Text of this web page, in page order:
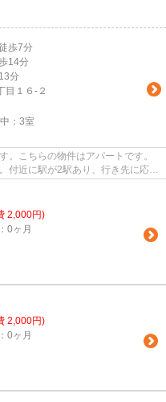
歩7分
14分
分
目１６-２
： 3室
。こちらの物件はアパートです。
付近に駅が2駅あり、行き先に応じ
2,000円)
0ヶ月
2,000円)
0ヶ月